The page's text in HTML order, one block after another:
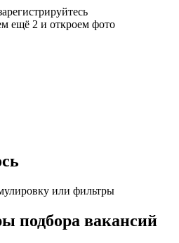
ещё 2 и откроем фото
или фильтры
подбора вакансий